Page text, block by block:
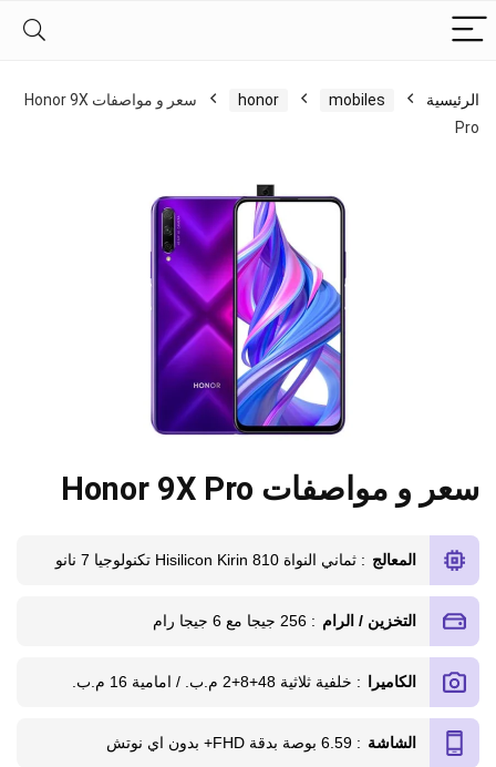
الرئيسية mobiles
honor
سعر و مواصفات Honor 9X
Pro
سعر و مواصفات Honor 9X Pro
المعالج : ثماني النواة Hisilicon Kirin 810 تكنولوجيا 7 نانو
التخزين / الرام : 256 جيجا مع 6 جيجا رام
الكاميرا : خلفية ثلاثية 48+8+2 م.ب. / امامية 16 م.ب.
الشاشة : 6.59 بوصة بدقة FHD+ بدون اي نوتش